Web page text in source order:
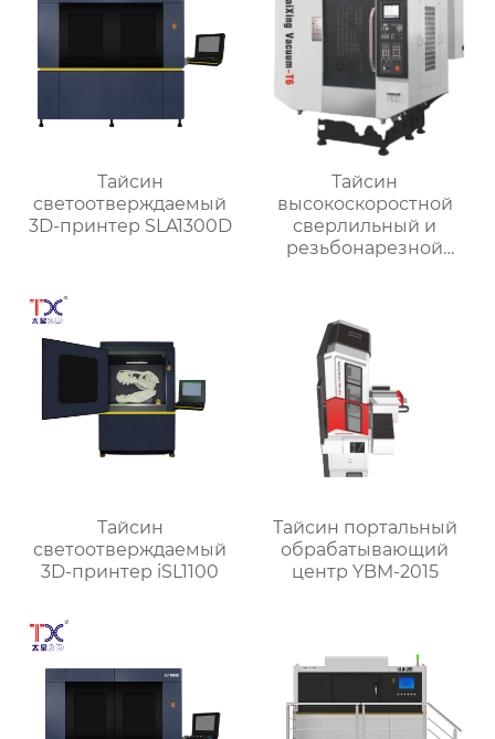
Тайсин
светоотверждаемый
3D-принтер SLA1300D
Тайсин
высокоскоростной
сверлильный и
резьбонарезной
Тайсин
светоотверждаемый
3D-принтер iSL1100
Тайсин портальный
обрабатывающий
центр YBM-2015